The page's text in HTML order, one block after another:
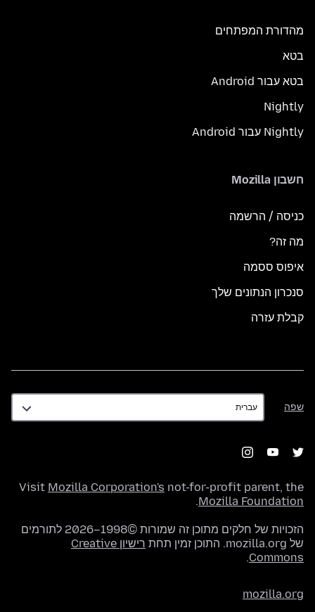
מהדורת המפתחים
בטא
בטא עבור Android
Nightly
Nightly עבור Android
חשבון Mozilla
כניסה / הרשמה
מה זה?
איפוס ססמה
סנכרון הנתונים שלך
קבלת עזרה
שפה
שפה
Visit Mozilla Corporation's not-for-profit parent, the
Mozilla Foundation
.
הזכויות של חלקים מתוכן זה שמורות ©1998–2026 לתורמים
של mozilla.org. התוכן זמין תחת
רישיון Creative
Commons
.
mozilla.org